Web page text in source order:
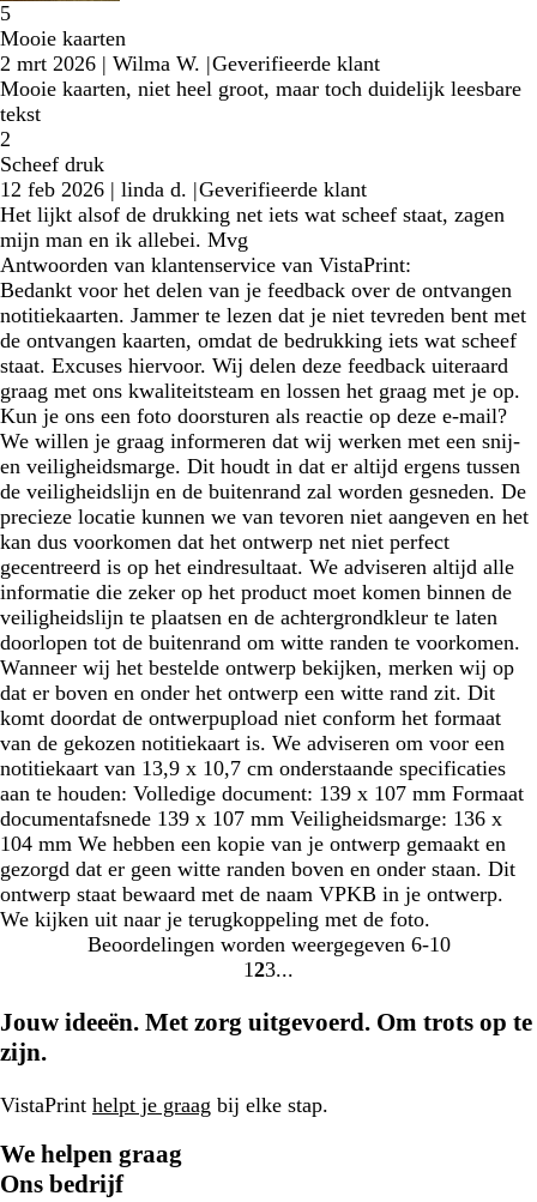
5
Mooie kaarten
2 mrt 2026 | Wilma W. |Geverifieerde klant
Mooie kaarten, niet heel groot, maar toch duidelijk leesbare
tekst
2
Scheef druk
12 feb 2026 | linda d. |Geverifieerde klant
Het lijkt alsof de drukking net iets wat scheef staat, zagen
mijn man en ik allebei. Mvg
Antwoorden van klantenservice van VistaPrint:
Bedankt voor het delen van je feedback over de ontvangen
notitiekaarten. Jammer te lezen dat je niet tevreden bent met
de ontvangen kaarten, omdat de bedrukking iets wat scheef
staat. Excuses hiervoor. Wij delen deze feedback uiteraard
graag met ons kwaliteitsteam en lossen het graag met je op.
Kun je ons een foto doorsturen als reactie op deze e-mail?
We willen je graag informeren dat wij werken met een snij-
en veiligheidsmarge. Dit houdt in dat er altijd ergens tussen
de veiligheidslijn en de buitenrand zal worden gesneden. De
precieze locatie kunnen we van tevoren niet aangeven en het
kan dus voorkomen dat het ontwerp net niet perfect
gecentreerd is op het eindresultaat. We adviseren altijd alle
informatie die zeker op het product moet komen binnen de
veiligheidslijn te plaatsen en de achtergrondkleur te laten
doorlopen tot de buitenrand om witte randen te voorkomen.
Wanneer wij het bestelde ontwerp bekijken, merken wij op
dat er boven en onder het ontwerp een witte rand zit. Dit
komt doordat de ontwerpupload niet conform het formaat
van de gekozen notitiekaart is. We adviseren om voor een
notitiekaart van 13,9 x 10,7 cm onderstaande specificaties
aan te houden: Volledige document: 139 x 107 mm Formaat
documentafsnede 139 x 107 mm Veiligheidsmarge: 136 x
104 mm We hebben een kopie van je ontwerp gemaakt en
gezorgd dat er geen witte randen boven en onder staan. Dit
ontwerp staat bewaard met de naam VPKB in je ontwerp.
We kijken uit naar je terugkoppeling met de foto.
Beoordelingen worden weergegeven 6-10
Naar
1 Naar
2Naar
3
Jouw ideeën. Met zorg uitgevoerd. Om trots op te
zijn.
VistaPrint helpt je graag bij elke stap.
We helpen graag
Ons bedrijf